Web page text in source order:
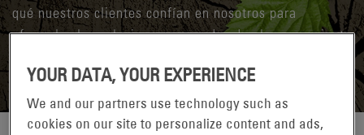
qué nuestros clientes confían en nosotros para
ofrecerles las soluciones avanzadas de almacenamiento
YOUR DATA, YOUR EXPERIENCE
We and our partners use technology such as
cookies on our site to personalize content and ads,